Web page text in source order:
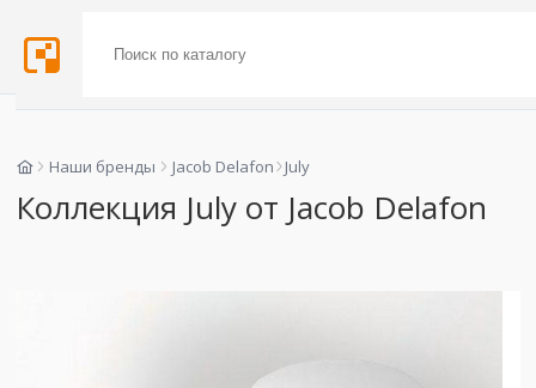
Наши бренды Jacob Delafon July
Коллекция July от Jacob Delafon